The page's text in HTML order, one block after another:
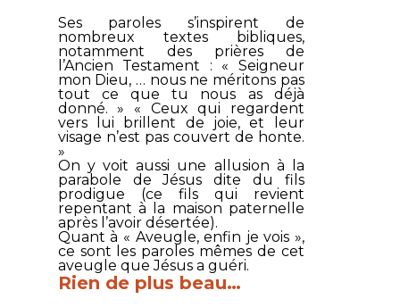
Ses paroles s’inspirent de
nombreux textes bibliques,
notamment des prières de
l’Ancien Testament : « Seigneur
mon Dieu, … nous ne méritons pas
tout ce que tu nous as déjà
donné. » « Ceux qui regardent
vers lui brillent de joie, et leur
visage n’est pas couvert de honte.
»
On y voit aussi une allusion à la
parabole de Jésus dite du fils
prodigue (ce fils qui revient
repentant à la maison paternelle
après l’avoir désertée).
Quant à « Aveugle, enfin je vois »,
ce sont les paroles mêmes de cet
aveugle que Jésus a guéri.
Rien de plus beau…